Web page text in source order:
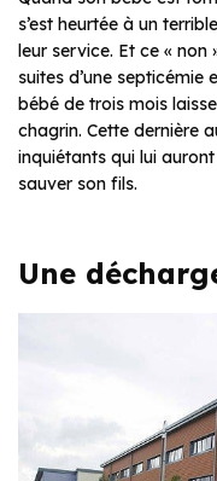
s’est heurtée à un
leur service. Et ce « non
suites d’une septicémie
bébé de trois mois
chagrin. Cette dernière
inquiétants qui lui
sauver son fils.
Une